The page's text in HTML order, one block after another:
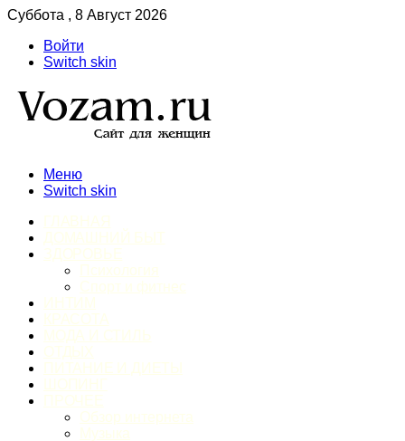
Суббота , 8 Август 2026
Войти
Switch skin
Меню
Switch skin